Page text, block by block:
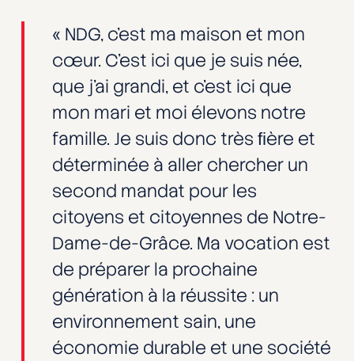
« NDG, c’est ma maison et mon
cœur. C’est ici que je suis née,
que j’ai grandi, et c’est ici que
mon mari et moi élevons notre
famille. Je suis donc très ﬁère et
déterminée à aller chercher un
second mandat pour les
citoyens et citoyennes de Notre-
Dame-de-Grâce. Ma vocation est
de préparer la prochaine
génération à la réussite : un
environnement sain, une
économie durable et une société